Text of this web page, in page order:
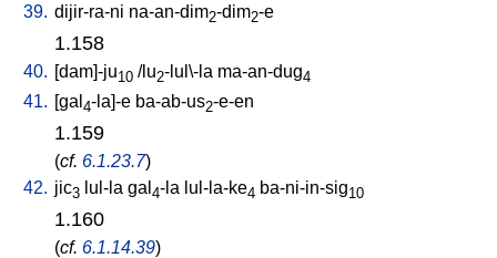
39. dijir-ra-ni na-an-dim2-dim2-e
1.158
40. [dam]-ju10 /lu2-lul\-la ma-an-dug4
41. [gal 4-la]-e ba-ab-us2-e-en
1.159
(cf. 6.1.23.7)
42. jic3 lul-la gal 4-la lul-la-ke4 ba-ni-in-sig10
1.160
(cf. 6.1.14.39)